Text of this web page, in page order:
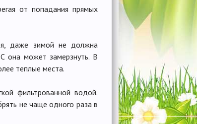
от попадания прямых
даже зимой не должна
она может замерзнуть. В
теплые места.
фильтрованной водой.
не чаще одного раза в